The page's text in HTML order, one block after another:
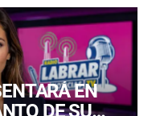
EN
DE SU